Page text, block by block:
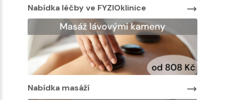
Nabídka léčby ve FYZIOklinice
Nabídka masáží